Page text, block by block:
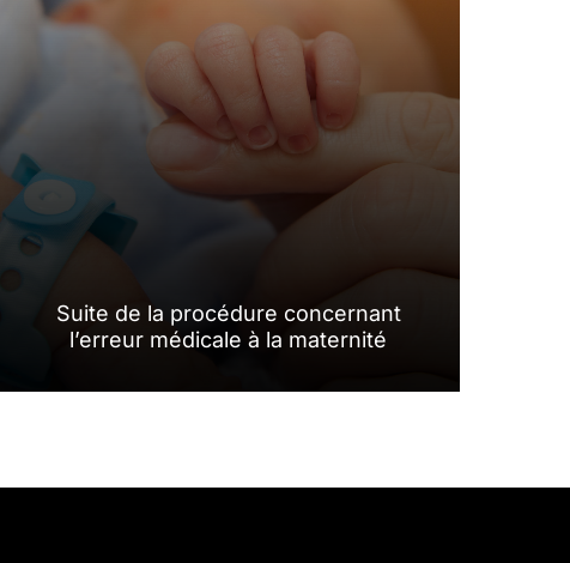
Suite de la procédure concernant
l’erreur médicale à la maternité